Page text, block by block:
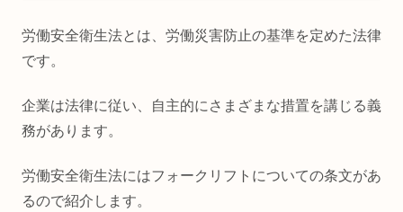
労働安全衛生法とは、労働災害防止の基準を定めた法律
です。
企業は法律に従い、自主的にさまざまな措置を講じる義
務があります。
労働安全衛生法にはフォークリフトについての条文があ
るので紹介します。